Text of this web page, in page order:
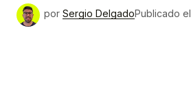
por Sergio DelgadoPublicado el